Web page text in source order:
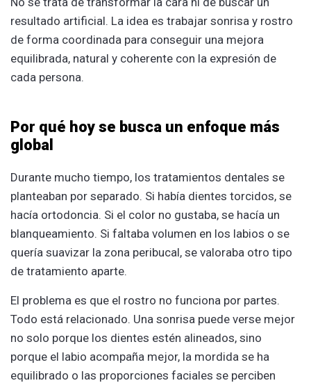
resultado artificial. La idea es trabajar sonrisa y rostro
de forma coordinada para conseguir una mejora
equilibrada, natural y coherente con la expresión de
cada persona.
Por qué hoy se busca un enfoque más
global
Durante mucho tiempo, los tratamientos dentales se
planteaban por separado. Si había dientes torcidos, se
hacía ortodoncia. Si el color no gustaba, se hacía un
blanqueamiento. Si faltaba volumen en los labios o se
quería suavizar la zona peribucal, se valoraba otro tipo
de tratamiento aparte.
El problema es que el rostro no funciona por partes.
Todo está relacionado. Una sonrisa puede verse mejor
no solo porque los dientes estén alineados, sino
porque el labio acompaña mejor, la mordida se ha
equilibrado o las proporciones faciales se perciben